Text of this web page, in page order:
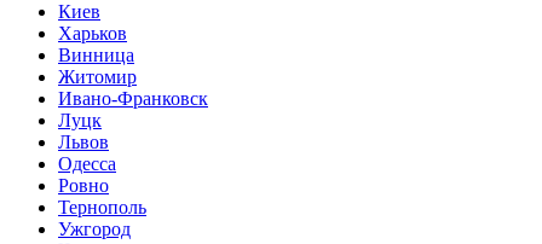
Киев
Харьков
Винница
Житомир
Ивано-Франковск
Луцк
Львов
Одесса
Ровно
Тернополь
Ужгород